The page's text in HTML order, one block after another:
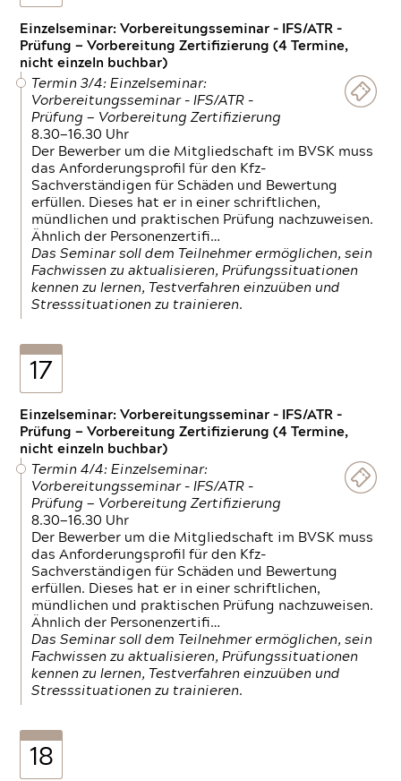
Einzelseminar: Vorbereitungsseminar - IFS/ATR -
Prüfung — Vorbereitung Zertifizierung (4 Termine,
nicht einzeln buchbar)
Termin 3/4: Einzelseminar:
Vorbereitungsseminar - IFS/ATR -
Prüfung — Vorbereitung Zertifizierung
8.30—16.30 Uhr
Der Bewerber um die Mitgliedschaft im BVSK muss
das Anforderungsprofil für den Kfz-
Sachverständigen für Schäden und Bewertung
erfüllen. Dieses hat er in einer schriftlichen,
mündlichen und praktischen Prüfung nachzuweisen.
Ähnlich der Personenzertifi…
Das Seminar soll dem Teilnehmer ermöglichen, sein
Fachwissen zu aktualisieren, Prüfungssituationen
kennen zu lernen, Testverfahren einzuüben und
Stresssituationen zu trainieren.
17
Einzelseminar: Vorbereitungsseminar - IFS/ATR -
Prüfung — Vorbereitung Zertifizierung (4 Termine,
nicht einzeln buchbar)
Termin 4/4: Einzelseminar:
Vorbereitungsseminar - IFS/ATR -
Prüfung — Vorbereitung Zertifizierung
8.30—16.30 Uhr
Der Bewerber um die Mitgliedschaft im BVSK muss
das Anforderungsprofil für den Kfz-
Sachverständigen für Schäden und Bewertung
erfüllen. Dieses hat er in einer schriftlichen,
mündlichen und praktischen Prüfung nachzuweisen.
Ähnlich der Personenzertifi…
Das Seminar soll dem Teilnehmer ermöglichen, sein
Fachwissen zu aktualisieren, Prüfungssituationen
kennen zu lernen, Testverfahren einzuüben und
Stresssituationen zu trainieren.
18